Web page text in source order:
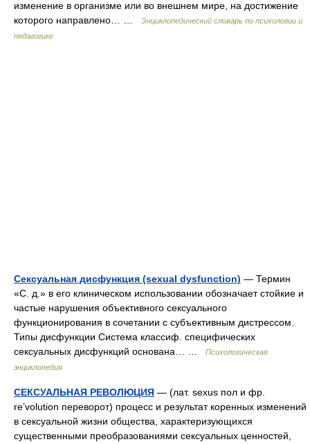
изменение в организме или во внешнем мире, на достижение
которого направлено… …
Энциклопедический словарь по психологии и
педагогике
Сексуальная дисфункция (sexual dysfunction) — Термин
«С. д.» в его клиническом использовании обозначает стойкие и
частые нарушения объективного сексуального
функционирования в сочетании с субъективным дистрессом.
Типы дисфункции Система классиф. специфических
сексуальных дисфункций основана… …
Психологическая
энциклопедия
СЕКСУАЛЬНАЯ РЕВОЛЮЦИЯ — (лат. sexus пол и фр.
rе’volution переворот) процесс и результат коренных изменений
в сексуальной жизни общества, характеризующихся
существенными преобразованиями сексуальных ценностей,